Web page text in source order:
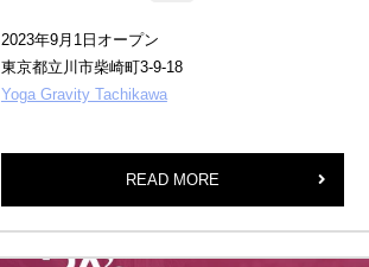
2023年9月1日オープン
東京都立川市柴崎町3-9-18
Yoga Gravity Tachikawa
READ MORE